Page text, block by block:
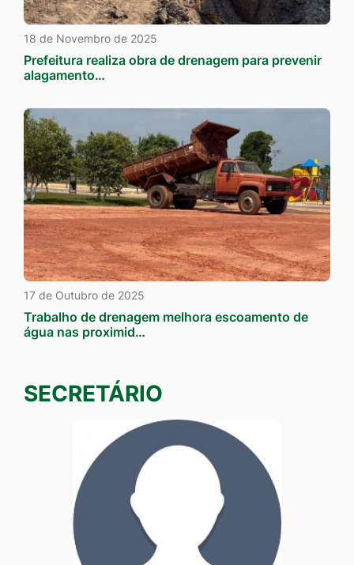
18 de Novembro de 2025
Prefeitura realiza obra de drenagem para prevenir
alagamento…
17 de Outubro de 2025
Trabalho de drenagem melhora escoamento de
água nas proximid…
SECRETÁRIO